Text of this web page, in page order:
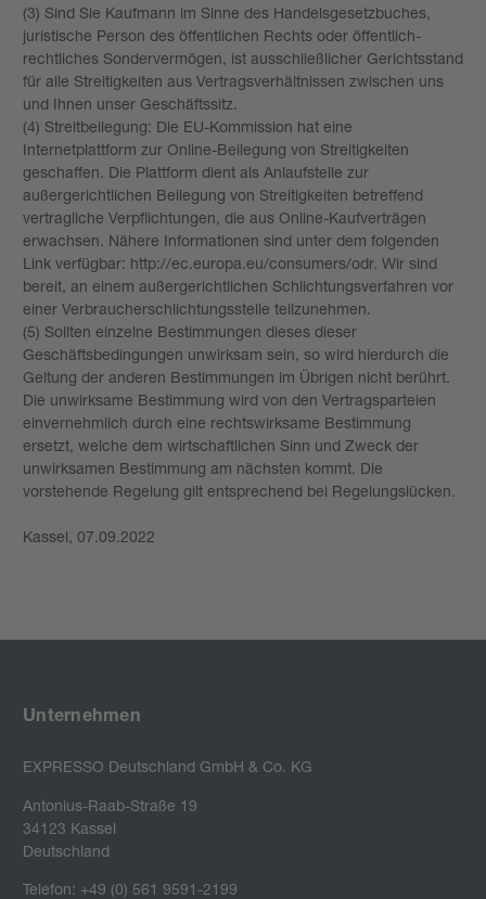
(3) Sind Sie Kaufmann im Sinne des Handelsgesetzbuches,
juristische Person des öffentlichen Rechts oder öffentlich-
rechtliches Sondervermögen, ist ausschließlicher Gerichtsstand
für alle Streitigkeiten aus Vertragsverhältnissen zwischen uns
und Ihnen unser Geschäftssitz.
(4) Streitbeilegung: Die EU-Kommission hat eine
Internetplattform zur Online-Beilegung von Streitigkeiten
geschaffen. Die Plattform dient als Anlaufstelle zur
außergerichtlichen Beilegung von Streitigkeiten betreffend
vertragliche Verpflichtungen, die aus Online-Kaufverträgen
erwachsen. Nähere Informationen sind unter dem folgenden
Link verfügbar: http://ec.europa.eu/consumers/odr. Wir sind
bereit, an einem außergerichtlichen Schlichtungsverfahren vor
einer Verbraucherschlichtungsstelle teilzunehmen.
(5) Sollten einzelne Bestimmungen dieses dieser
Geschäftsbedingungen unwirksam sein, so wird hierdurch die
Geltung der anderen Bestimmungen im Übrigen nicht berührt.
Die unwirksame Bestimmung wird von den Vertragsparteien
einvernehmlich durch eine rechtswirksame Bestimmung
ersetzt, welche dem wirtschaftlichen Sinn und Zweck der
unwirksamen Bestimmung am nächsten kommt. Die
vorstehende Regelung gilt entsprechend bei Regelungslücken.
Kassel, 07.09.2022
Unternehmen
EXPRESSO Deutschland GmbH & Co. KG
Antonius-Raab-Straße 19
34123 Kassel
Deutschland
Telefon: +49 (0) 561 9591-2199